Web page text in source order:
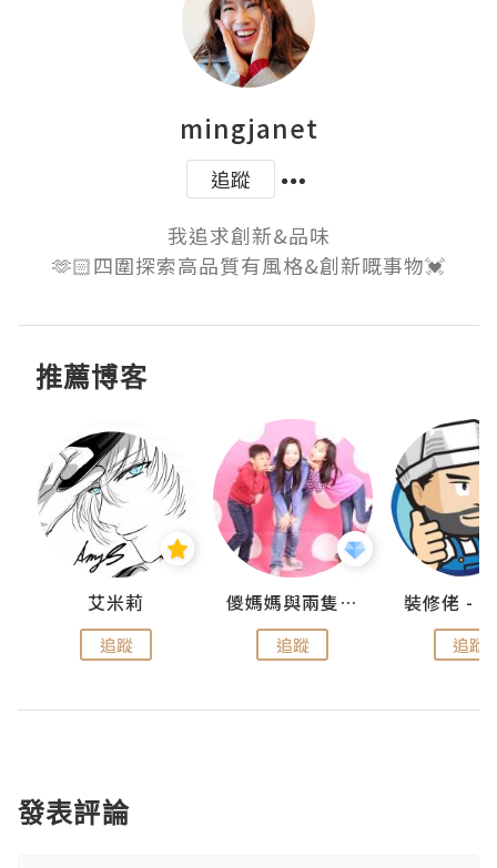
mingjanet
追蹤
我追求創新&品味
🫶🏻四圍探索高品質有風格&創新嘅事物💓
推薦博客
艾米莉
追蹤
儍媽媽與兩隻小魔怪之家
追蹤 追蹤
發表評論